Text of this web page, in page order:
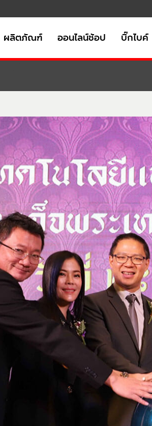
ผลิตภัณฑ์ ออนไลน์ช้อป บิ๊กไบค์